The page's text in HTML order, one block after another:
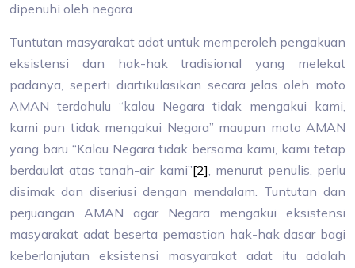
dipenuhi oleh negara.
Tuntutan masyarakat adat untuk memperoleh pengakuan
eksistensi dan hak-hak tradisional yang melekat
padanya, seperti diartikulasikan secara jelas oleh moto
AMAN terdahulu “kalau Negara tidak mengakui kami,
kami pun tidak mengakui Negara” maupun moto AMAN
yang baru “Kalau Negara tidak bersama kami, kami tetap
berdaulat atas tanah-air kami”[2], menurut penulis, perlu
disimak dan diseriusi dengan mendalam. Tuntutan dan
perjuangan AMAN agar Negara mengakui eksistensi
masyarakat adat beserta pemastian hak-hak dasar bagi
keberlanjutan eksistensi masyarakat adat itu adalah